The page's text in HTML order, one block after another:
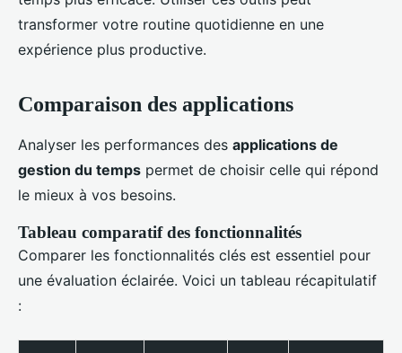
transformer votre routine quotidienne en une
expérience plus productive.
Comparaison des applications
Analyser les performances des applications de
gestion du temps permet de choisir celle qui répond
le mieux à vos besoins.
Tableau comparatif des fonctionnalités
Comparer les fonctionnalités clés est essentiel pour
une évaluation éclairée. Voici un tableau récapitulatif
: